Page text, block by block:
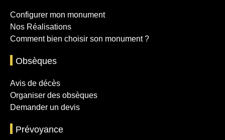
Configurer mon monument
Nos Réalisations
Comment bien choisir son monument ?
Obsèques
Avis de décès
Organiser des obsèques
Demander un devis
Prévoyance